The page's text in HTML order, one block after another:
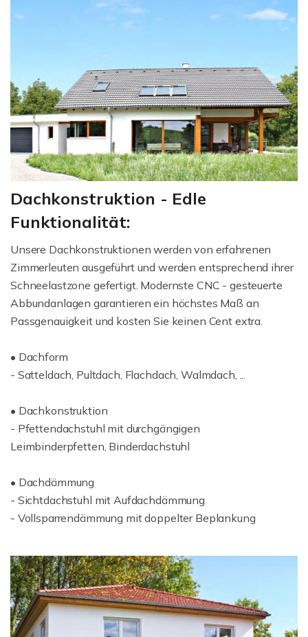
Dachkonstruktion - Edle
Funktionalität:
Unsere Dachkonstruktionen werden von erfahrenen
Zimmerleuten ausgeführt und werden entsprechend ihrer
Schneelastzone gefertigt. Modernste CNC - gesteuerte
Abbundanlagen garantieren ein höchstes Maß an
Passgenauigkeit und kosten Sie keinen Cent extra.
• Dachform
- Satteldach, Pultdach, Flachdach, Walmdach, ...
• Dachkonstruktion
- Pfettendachstuhl mit durchgängigen
Leimbinderpfetten, Binderdachstuhl
• Dachdämmung
- Sichtdachstuhl mit Aufdachdämmung
- Vollsparrendämmung mit doppelter Beplankung